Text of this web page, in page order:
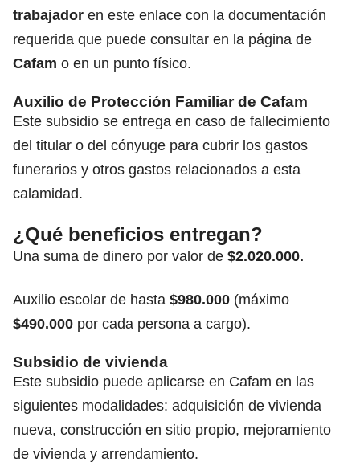
trabajador en este enlace con la documentación
requerida que puede consultar en la página de
Cafam o en un punto físico.
Auxilio de Protección Familiar de Cafam
Este subsidio se entrega en caso de fallecimiento
del titular o del cónyuge para cubrir los gastos
funerarios y otros gastos relacionados a esta
calamidad.
¿Qué beneficios entregan?
Una suma de dinero por valor de $2.020.000.
Auxilio escolar de hasta $980.000 (máximo
$490.000 por cada persona a cargo).
Subsidio de vivienda
Este subsidio puede aplicarse en Cafam en las
siguientes modalidades: adquisición de vivienda
nueva, construcción en sitio propio, mejoramiento
de vivienda y arrendamiento.